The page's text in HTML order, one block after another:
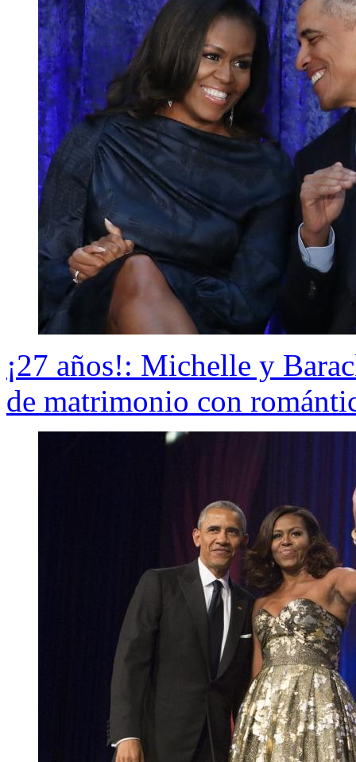
¡27 años!: Michelle y
de matrimonio con